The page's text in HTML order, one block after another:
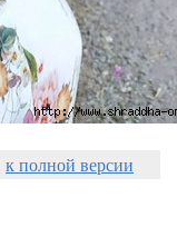
к полной версии